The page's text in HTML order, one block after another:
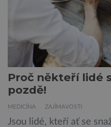
Proč někteří lidé
pozdě!
MEDICÍNA ZAJÍMAVOSTI
Jsou lidé, kteří ať se